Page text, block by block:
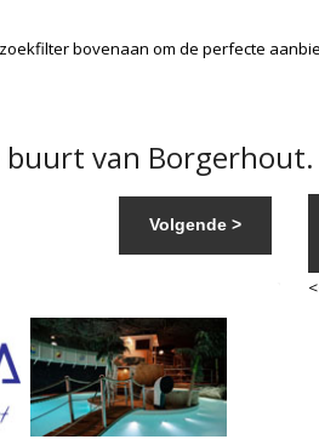
bovenaan om de perfecte
van Borgerhout.
Volgende >